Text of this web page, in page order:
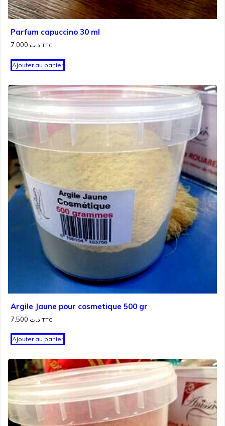
Parfum capuccino 30 ml
د.ت TTC
Ajouter au panier
Argile Jaune pour cosmetique 500 gr
د.ت TTC
Ajouter au panier